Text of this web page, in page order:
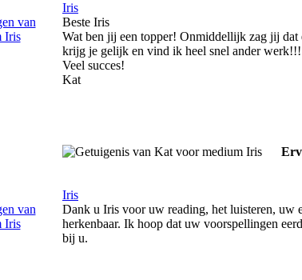
Iris
Beste Iris
Wat ben jij een topper! Onmiddellijk zag jij
krijg je gelijk en vind ik heel snel ander
Veel succes!
Kat
Iris
Dank u Iris voor uw reading, het luisteren, uw
herkenbaar. Ik hoop dat uw voorspellingen
bij u.